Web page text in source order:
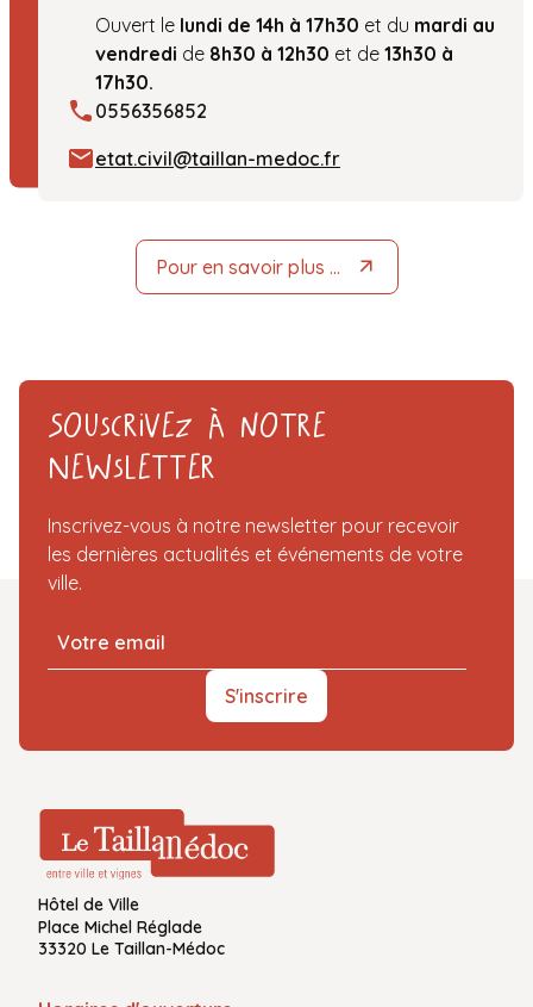
Ouvert le lundi de 14h à 17h30 et du mardi au
vendredi de 8h30 à 12h30 et de 13h30 à
17h30.
0556356852
etat.civil@taillan-medoc.fr
Pour en savoir plus …
Souscrivez à notre
Newsletter
Inscrivez-vous à notre newsletter pour recevoir
les dernières actualités et événements de votre
ville.
S'inscrire
Hôtel de Ville
Place Michel Réglade
33320 Le Taillan-Médoc